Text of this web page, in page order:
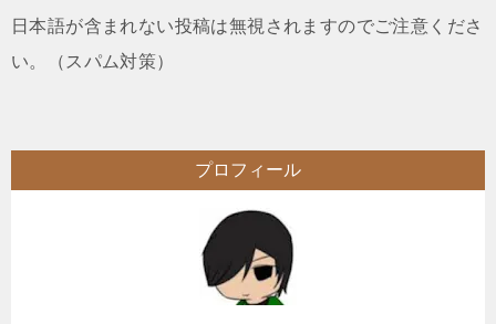
日本語が含まれない投稿は無視されますのでご注意くださ
い。（スパム対策）
プロフィール